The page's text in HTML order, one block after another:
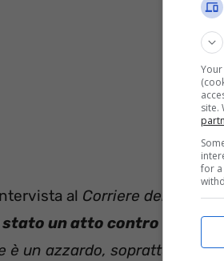
al Corriere dello
stato un atto contro natura.
è un azzardo, soprattutto in
site.
for a